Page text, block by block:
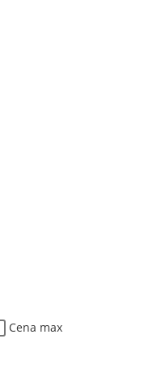
Cena max